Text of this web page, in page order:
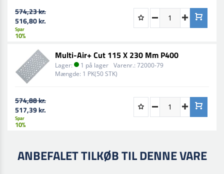
574,23 kr.
516,80 kr.
Spar
10%
Multi-Air+ Cut 115 X 230 Mm P400
Lager: 1 på lager Varenr.: 72000-79
Mængde: 1 PK(50 STK)
574,88 kr.
517,39 kr.
Spar
10%
ANBEFALET TILKØB TIL DENNE VARE